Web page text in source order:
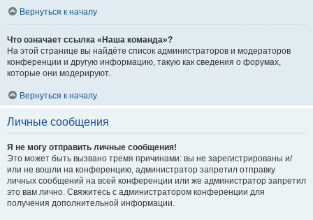
Вернуться к началу
Что означает ссылка «Наша команда»?
На этой странице вы найдёте список администраторов и модераторов
конференции и другую информацию, такую как сведения о форумах,
которые они модерируют.
Вернуться к началу
Личные сообщения
Я не могу отправить личные сообщения!
Это может быть вызвано тремя причинами: вы не зарегистрированы и/
или не вошли на конференцию, администратор запретил отправку
личных сообщений на всей конференции или же администратор запретил
это вам лично. Свяжитесь с администратором конференции для
получения дополнительной информации.